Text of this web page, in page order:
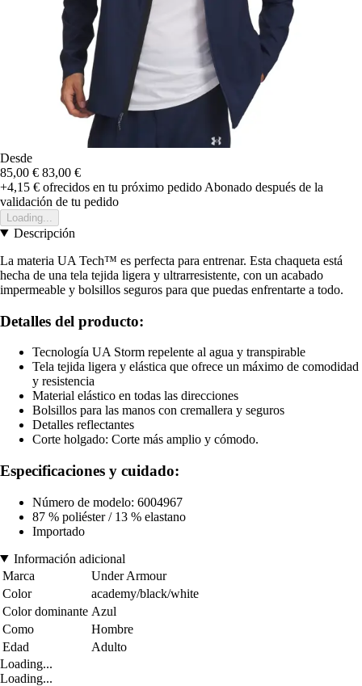
Desde
85,00 € 83,00 €
+4,15 € ofrecidos en tu próximo pedido Abonado después de la
validación de tu pedido
Loading...
Descripción
La materia UA Tech™ es perfecta para entrenar. Esta chaqueta está
hecha de una tela tejida ligera y ultrarresistente, con un acabado
impermeable y bolsillos seguros para que puedas enfrentarte a todo.
Detalles del producto:
Tecnología UA Storm repelente al agua y transpirable
Tela tejida ligera y elástica que ofrece un máximo de comodidad
y resistencia
Material elástico en todas las direcciones
Bolsillos para las manos con cremallera y seguros
Detalles reflectantes
Corte holgado: Corte más amplio y cómodo.
Especificaciones y cuidado:
Número de modelo: 6004967
87 % poliéster / 13 % elastano
Importado
Información adicional
Marca
Under Armour
Color
academy/black/white
Color dominante Azul
Como
Hombre
Edad
Adulto
Loading...
Loading...